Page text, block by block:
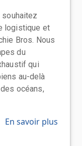
logistique et
Bros. Nous
du
qui
au-delà
océans,
En savoir plus